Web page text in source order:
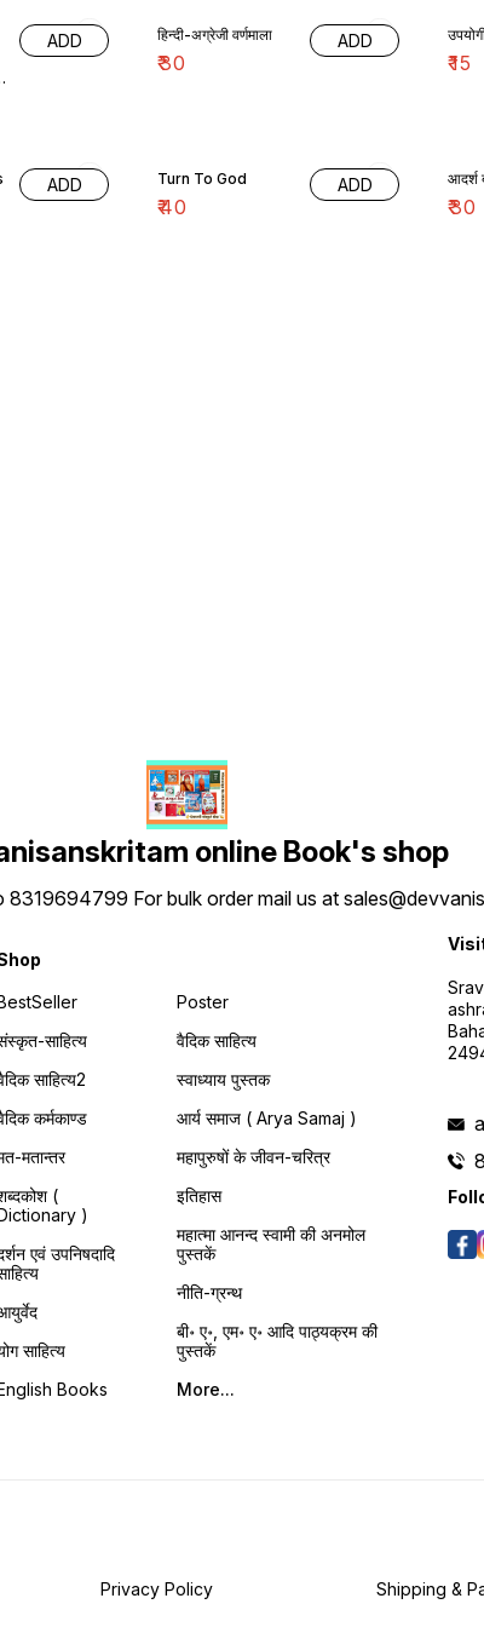
ADD हिन्दी-अग्रेजी वर्णमाला
₹30
ADD
₹15
ADD Turn To God
₹40
ADD आदर्श
₹30
online Book's shop
8319694799 For bulk order mail us at
साहित्य
साहित्य2
कर्मकाण्ड
मतान्तर
(
)
एवं उपनिषदादि
साहित्य
Books
Poster
वैदिक साहित्य
स्वाध्याय पुस्तक
आर्य समाज ( Arya Samaj )
महापुरुषों के जीवन-चरित्र
इतिहास
महात्मा आनन्द स्वामी की अनमोल
पुस्तकें
नीति-ग्रन्थ
बी॰ ए॰, एम॰ ए॰ आदि पाठ्यक्रम की
पुस्तकें
More...
Privacy Policy Shipping &